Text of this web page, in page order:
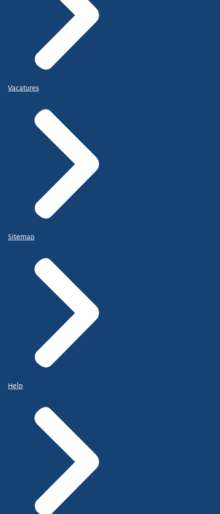
Vacatures
Sitemap
Help